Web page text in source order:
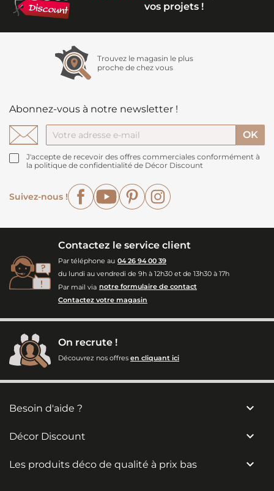
vos projets !
Trouvez le magasin le plus
proche de chez vous
Abonnez-vous à notre newsletter !
J'accepte de recevoir des offres commerciales conformément à
la politique de confidentialité de Décor Discount
Suivez-nous !
FacebookYouTubePinterest
Contactez le service client
Par téléphone au 04 26 94 00 39
du lundi au vendredi de 9h à 12h30 et de 13h30 à 17h
Par mail via notre formulaire de contact
Contactez votre magasin
On recrute !
Découvrez nos offres en cliquant ici
Besoin d'aide ? 
Décor Discount 
Les produits déco de qualité à prix bas 